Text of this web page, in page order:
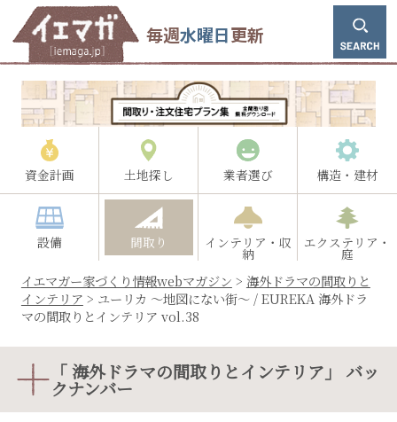
毎週水曜日更新
資金計画 土地探し 業者選び 構造・建材
設備 間取り インテリア・収
納
エクステリア・
庭
イエマガー家づくり情報webマガジン > 海外ドラマの間取りと
インテリア > ユーリカ ～地図にない街～ / EUREKA 海外ドラ
マの間取りとインテリア vol.38
「 海外ドラマの間取りとインテリア」 バッ
クナンバー